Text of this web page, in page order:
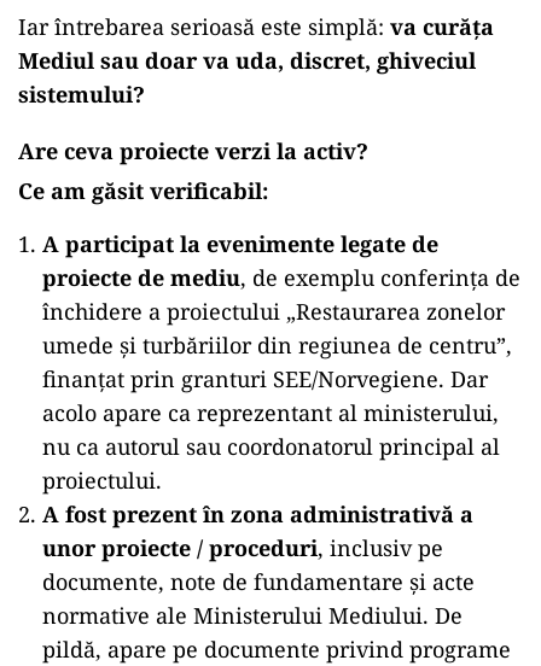
Iar întrebarea serioasă este simplă: va curăța
Mediul sau doar va uda, discret, ghiveciul
sistemului?
Are ceva proiecte verzi la activ?
Ce am găsit verificabil:
A participat la evenimente legate de
proiecte de mediu, de exemplu conferința de
închidere a proiectului „Restaurarea zonelor
umede și turbăriilor din regiunea de centru”,
finanțat prin granturi SEE/Norvegiene. Dar
acolo apare ca reprezentant al ministerului,
nu ca autorul sau coordonatorul principal al
proiectului.
A fost prezent în zona administrativă a
unor proiecte / proceduri, inclusiv pe
documente, note de fundamentare și acte
normative ale Ministerului Mediului. De
pildă, apare pe documente privind programe